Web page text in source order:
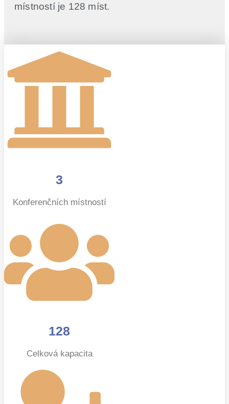
místností je 128 míst.
3
Konferenčních místností
128
Celková kapacita